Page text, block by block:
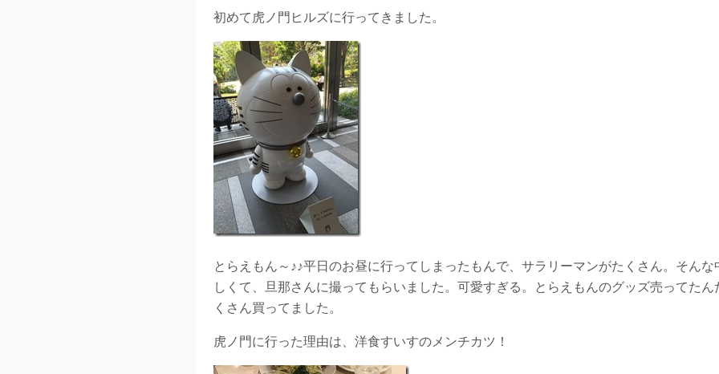
初めて虎ノ門ヒルズに行ってきました。
とらえもん～♪♪平日のお昼に行ってしまったもんで、サラリーマンがたくさん。そん
しくて、旦那さんに撮ってもらいました。可愛すぎる。とらえもんのグッズ売ってた
くさん買ってました。
虎ノ門に行った理由は、洋食すいすのメンチカツ！